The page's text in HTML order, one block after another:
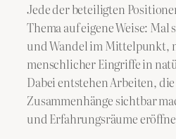
Jede der beteiligten
Thema auf eigene Weise:
und Wandel im Mittelpunkt,
menschlicher Eingriffe in
Dabei entstehen Arbeiten,
Zusammenhänge sichtbar
und Erfahrungsräume